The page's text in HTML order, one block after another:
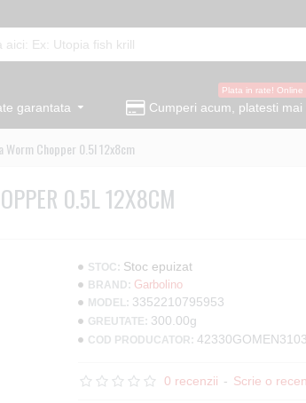
garantata Cumperi acum, platesti mai
Plata in rate! Online
Worm Chopper 0.5l 12x8cm
0.5L 12X8CM
STOC: Stoc epuizat
BRAND: Garbolino
MODEL: 3352210795953
GREUTATE: 300.00g
COD PRODUCATOR: 42330GOMEN3103
0 recenzii - Scrie o